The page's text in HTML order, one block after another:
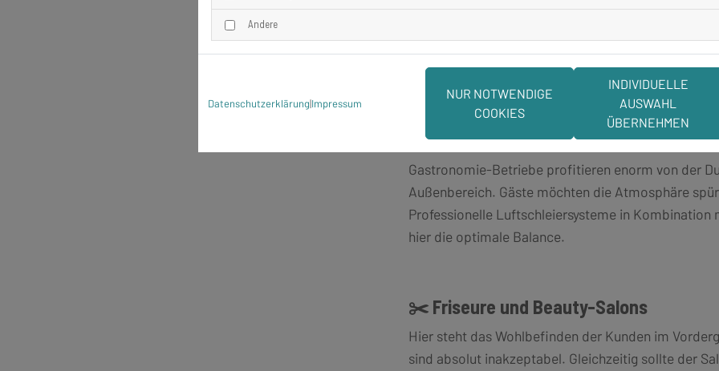
Die Lösung sind speziell für Lebensmittelbetriebe
automatische Türsysteme. Diese ermöglichen es,
unsichtbarer Schutz vor Insekten besteht.
☕ Cafés und Restaurants
Gastronomie-Betriebe profitieren enorm von der
Außenbereich. Gäste möchten die Atmosphäre
Professionelle Luftschleiersysteme in
hier die optimale Balance.
✂️ Friseure und Beauty-Salons
Hier steht das Wohlbefinden der Kunden im
sind absolut inakzeptabel. Gleichzeitig sollte der
Andere
Datenschutzerklärung|Impressum
NUR NOTWENDIGE
COOKIES
INDIVIDUELLE
AUSWAHL
ÜBERNEHMEN